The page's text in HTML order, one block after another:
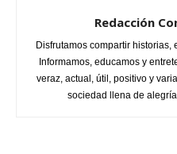
Redacción
Disfrutamos compartir
Informamos, educamos y
veraz, actual, útil, positivo y
sociedad llena de